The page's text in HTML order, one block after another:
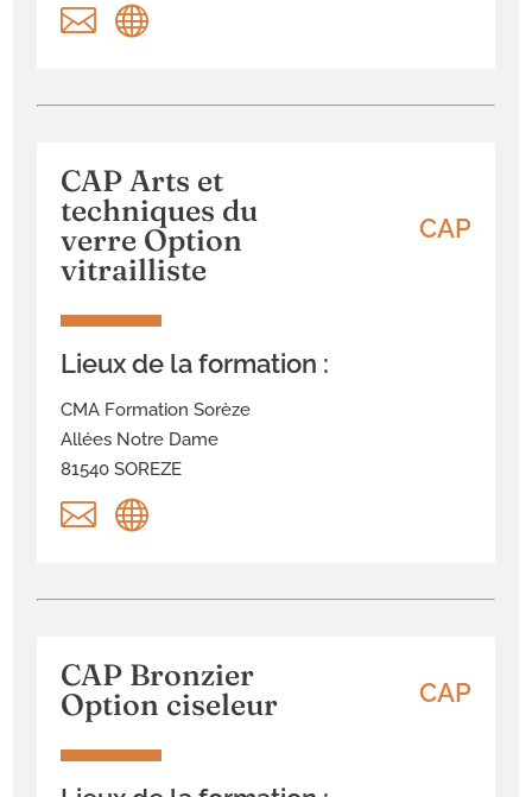
 
CAP Arts et
techniques du
verre Option
vitrailliste
CAP
Lieux de la formation :
CMA Formation Sorèze
Allées Notre Dame
81540 SOREZE
 
CAP Bronzier
Option ciseleur
CAP